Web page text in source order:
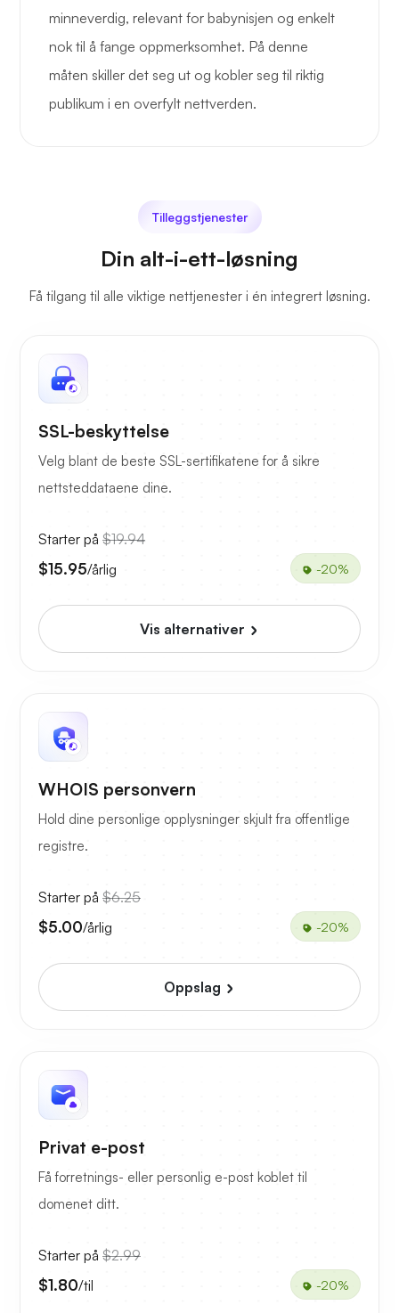
minneverdig, relevant for babynisjen og enkelt
nok til å fange oppmerksomhet. På denne
måten skiller det seg ut og kobler seg til riktig
publikum i en overfylt nettverden.
Tilleggstjenester
Din alt-i-ett-løsning
Få tilgang til alle viktige nettjenester i én integrert løsning.
SSL-beskyttelse
Velg blant de beste SSL-sertifikatene for å sikre
nettsteddataene dine.
Starter på $19.94
$15.95/årlig -20%
Vis alternativer
WHOIS personvern
Hold dine personlige opplysninger skjult fra offentlige
registre.
Starter på $6.25
$5.00/årlig -20%
Oppslag
Privat e-post
Få forretnings- eller personlig e-post koblet til
domenet ditt.
Starter på $2.99
$1.80/til -20%